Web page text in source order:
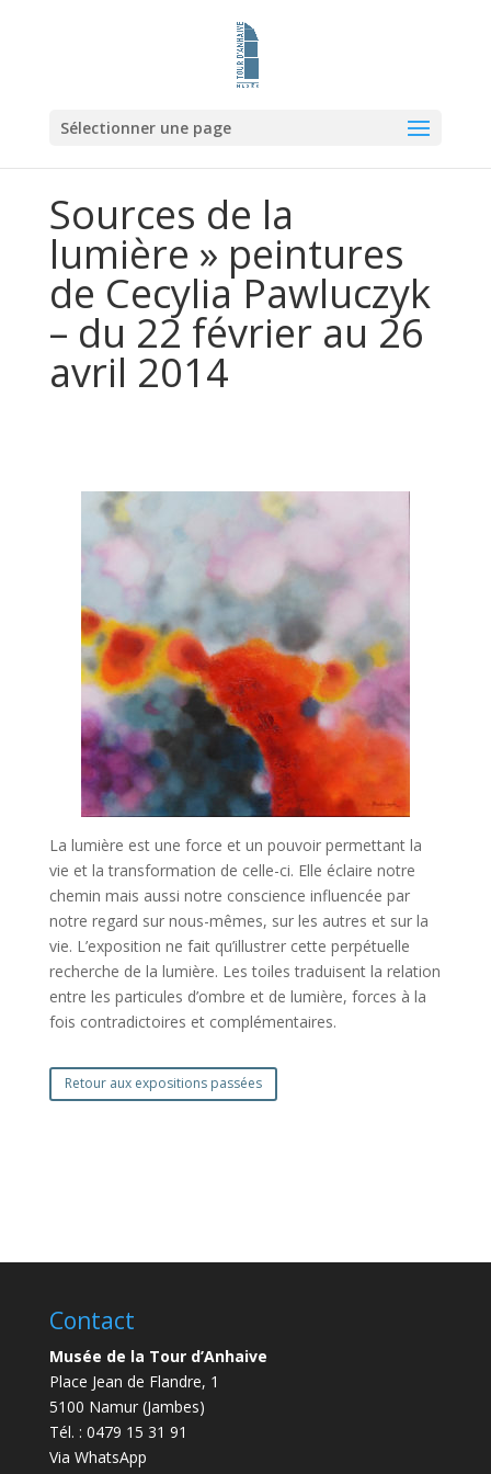
Sélectionner une page
Sources de la
lumière » peintures
de Cecylia Pawluczyk
– du 22 février au 26
avril 2014
La lumière est une force et un pouvoir permettant la
vie et la transformation de celle-ci. Elle éclaire notre
chemin mais aussi notre conscience influencée par
notre regard sur nous-mêmes, sur les autres et sur la
vie. L’exposition ne fait qu’illustrer cette perpétuelle
recherche de la lumière. Les toiles traduisent la relation
entre les particules d’ombre et de lumière, forces à la
fois contradictoires et complémentaires.
Retour aux expositions passées
Contact
Musée de la Tour d’Anhaive
Place Jean de Flandre, 1
5100 Namur (Jambes)
Tél. : 0479 15 31 91
Via WhatsApp